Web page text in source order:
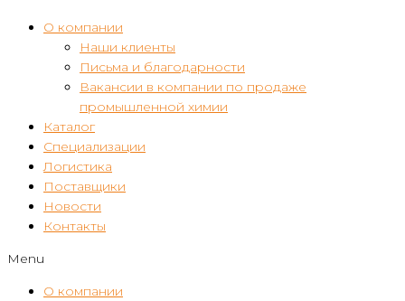
О компании
Наши клиенты
Письма и благодарности
Вакансии в компании по продаже
промышленной химии
Каталог
Специализации
Логистика
Поставщики
Новости
Контакты
Menu
О компании